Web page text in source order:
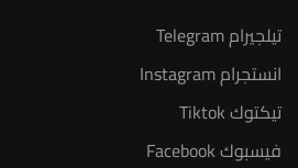
تيلجيرام Telegram
انستجرام Instagram
تيكتوك Tiktok
فيسبوك Facebook